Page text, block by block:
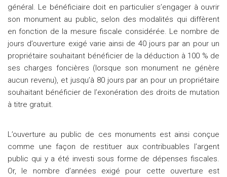
général. Le bénéficiaire doit en particulier s’engager à ouvrir
son monument au public, selon des modalités qui diffèrent
en fonction de la mesure fiscale considérée. Le nombre de
jours d’ouverture exigé varie ainsi de 40 jours par an pour un
propriétaire souhaitant bénéficier de la déduction à 100 % de
ses charges foncières (lorsque son monument ne génère
aucun revenu), et jusqu’à 80 jours par an pour un propriétaire
souhaitant bénéficier de l’exonération des droits de mutation
à titre gratuit.
L’ouverture au public de ces monuments est ainsi conçue
comme une façon de restituer aux contribuables l’argent
public qui y a été investi sous forme de dépenses fiscales.
Or, le nombre d’années exigé pour cette ouverture est